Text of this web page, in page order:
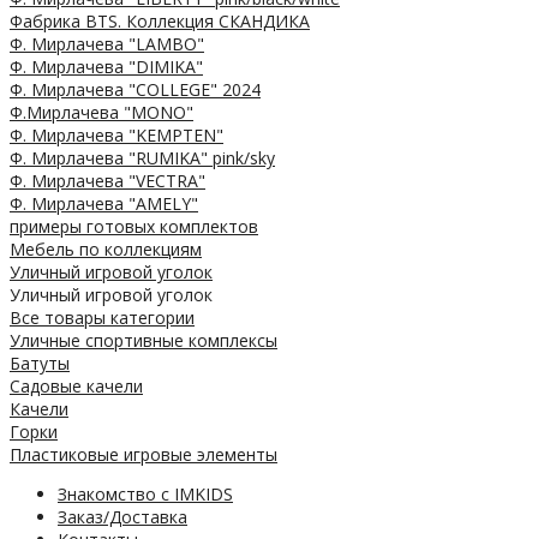
Фабрика BTS. Коллекция СКАНДИКА
Ф. Мирлачева "LAMBO"
Ф. Мирлачева "DIMIKA"
Ф. Мирлачева "COLLEGE" 2024
Ф.Мирлачева "MONO"
Ф. Мирлачева "KEMPTEN"
Ф. Мирлачева "RUMIKA" pink/sky
Ф. Мирлачева "VECTRA"
Ф. Мирлачева "AMELY"
примеры готовых комплектов
Мебель по коллекциям
Уличный игровой уголок
Уличный игровой уголок
Все товары категории
Уличные спортивные комплексы
Батуты
Садовые качели
Качели
Горки
Пластиковые игровые элементы
Знакомство с IMKIDS
Заказ/Доставка